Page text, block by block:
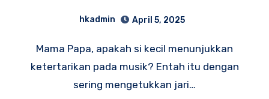
hkadmin April 5, 2025
Mama Papa, apakah si kecil menunjukkan
ketertarikan pada musik? Entah itu dengan
sering mengetukkan jari…